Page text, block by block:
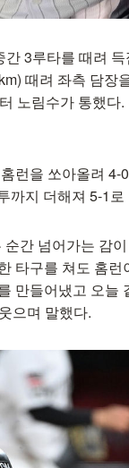
3루타를 때려
때려 좌측 담장
노림수가 통했
런을 쏘아올려
까지 더해져 5-1
간 넘어가는 감
타구를 쳐도 홈
만들어냈고 오늘
으며 말했다.